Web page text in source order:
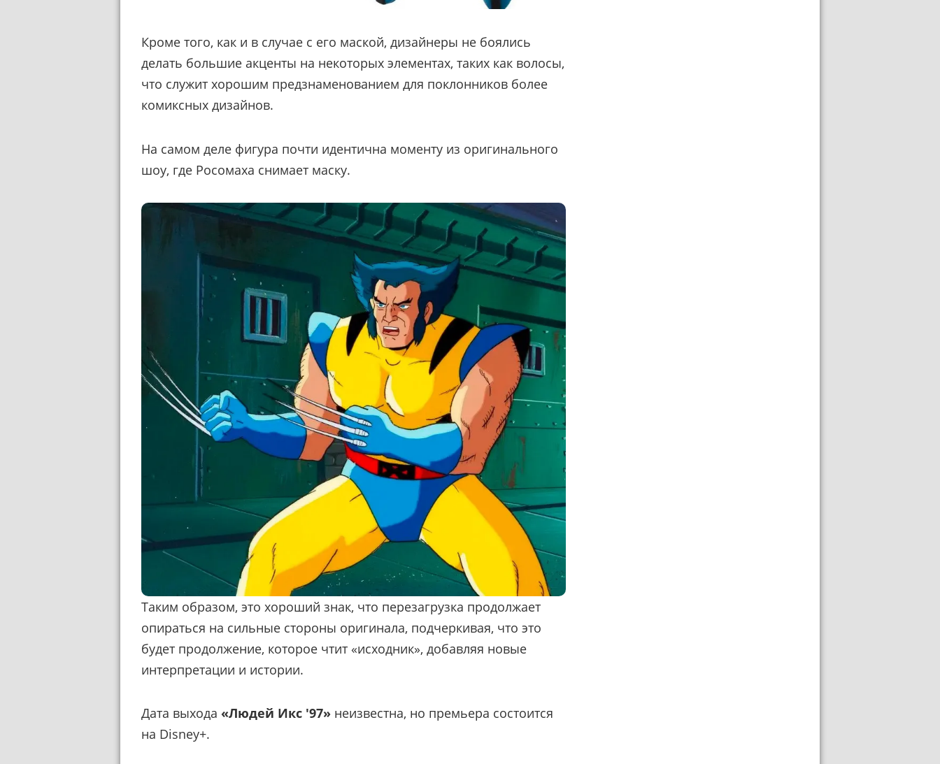
Кроме того, как и в случае с его маской, дизайнеры не боялись
делать большие акценты на некоторых элементах, таких как волосы,
что служит хорошим предзнаменованием для поклонников более
комиксных дизайнов.
На самом деле фигура почти идентична моменту из оригинального
шоу, где Росомаха снимает маску.
Таким образом, это хороший знак, что перезагрузка продолжает
опираться на сильные стороны оригинала, подчеркивая, что это
будет продолжение, которое чтит «исходник», добавляя новые
интерпретации и истории.
Дата выхода «Людей Икс '97» неизвестна, но премьера состоится
на Disney+.